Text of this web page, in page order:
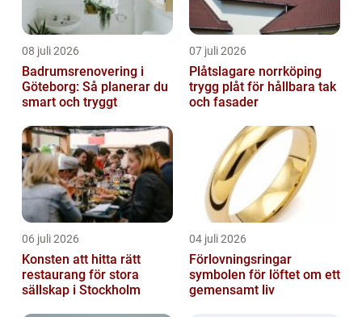
08 juli 2026
Badrumsrenovering i
Göteborg: Så planerar du
smart och tryggt
07 juli 2026
Plåtslagare norrköping
trygg plåt för hållbara tak
och fasader
06 juli 2026
Konsten att hitta rätt
restaurang för stora
sällskap i Stockholm
04 juli 2026
Förlovningsringar
symbolen för löftet om ett
gemensamt liv